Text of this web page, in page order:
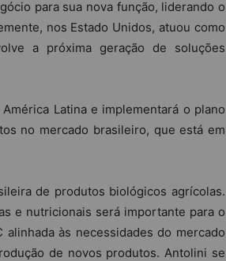
para sua nova função, liderando o
nos Estado Unidos, atuou como
a próxima geração de soluções
Latina e implementará o plano
no mercado brasileiro, que está em
de produtos biológicos agrícolas.
e nutricionais será importante para o
às necessidades do mercado
de novos produtos. Antolini se